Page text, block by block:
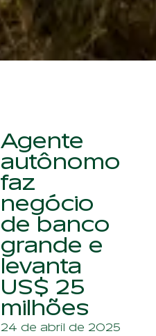
Agente
autônomo
faz
negócio
de banco
grande e
levanta
US$ 25
milhões
24 de abril de 2025